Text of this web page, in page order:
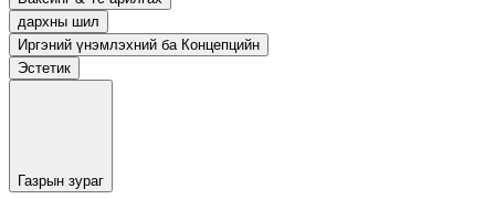
дархны шил
Иргэний үнэмлэхний ба Концепцийн
Эстетик
Газрын зураг